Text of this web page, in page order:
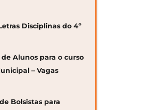
Disciplinas do 4º
de Alunos para o curso
– Vagas
Bolsistas para